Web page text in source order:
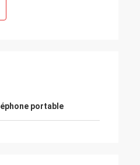
portable